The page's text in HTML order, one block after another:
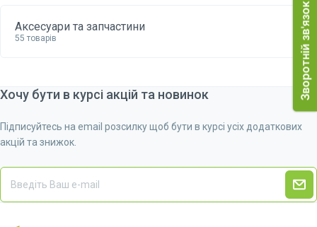
Аксесуари та запчастини
55 товарів
Хочу бути в курсі акцій та новинок
Підписуйтесь на email розсилку щоб бути в курсі усіх додаткових
акцій та знижок.